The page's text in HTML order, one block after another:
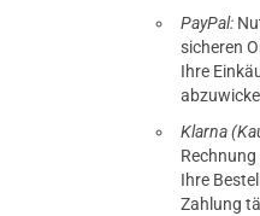
PayPal:
sicheren
Ihre
Klarna
Ihre
Zahlung